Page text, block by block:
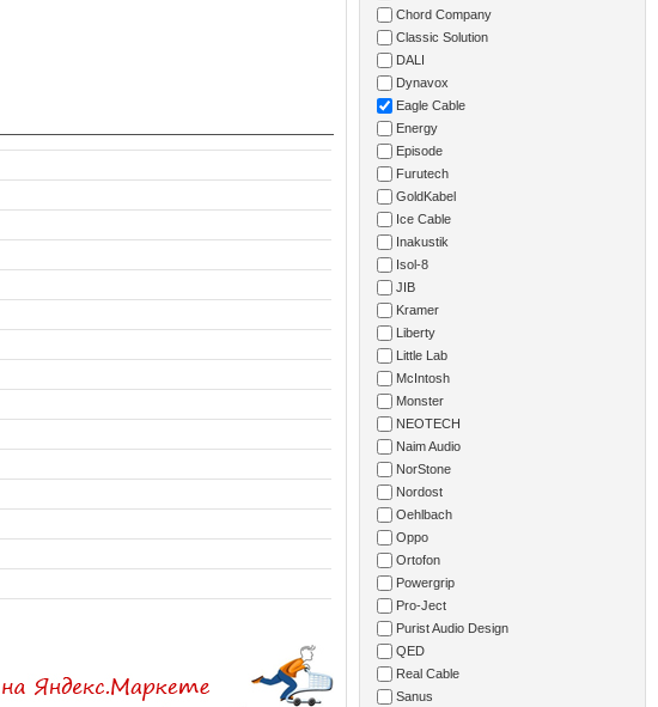
Chord Company
Classic Solution
DALI
Dynavox
Eagle Cable
Energy
Episode
Furutech
GoldKabel
Ice Cable
Inakustik
Isol-8
JIB
Kramer
Liberty
Little Lab
McIntosh
Monster
NEOTECH
Naim Audio
NorStone
Nordost
Oehlbach
Oppo
Ortofon
Powergrip
Pro-Ject
Purist Audio Design
QED
Real Cable
Sanus